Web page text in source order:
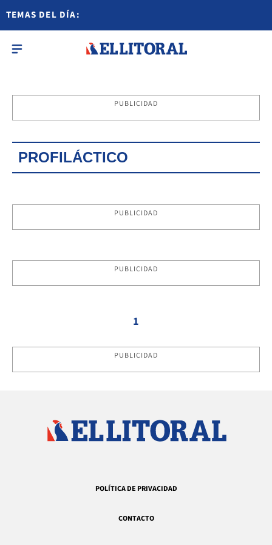
TEMAS DEL DÍA:
PUBLICIDAD
PROFILÁCTICO
PUBLICIDAD
PUBLICIDAD
1
PUBLICIDAD
POLÍTICA DE PRIVACIDAD
CONTACTO